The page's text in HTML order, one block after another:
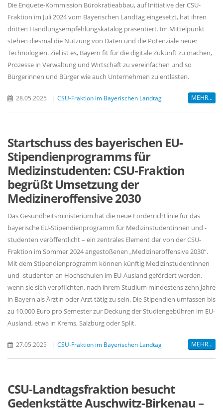
Die Enquete-Kommission Bürokratieabbau, auf Initiative der CSU-
Fraktion im Juli 2024 vom Bayerischen Landtag eingesetzt, hat ihren
dritten Handlungsempfehlungskatalog präsentiert. Im Mittelpunkt
stehen diesmal die Nutzung von Daten und die Potenziale neuer
Technologien. Ziel ist es, Bayern fit für die digitale Zukunft zu machen,
Prozesse in Verwaltung und Wirtschaft zu vereinfachen und so
Bürgerinnen und Bürger wie auch Unternehmen zu entlasten.
28.05.2025 | CSU-Fraktion im Bayerischen Landtag MEHR...
Startschuss des bayerischen EU-
Stipendienprogramms für
Medizinstudenten: CSU-Fraktion
begrüßt Umsetzung der
Medizineroffensive 2030
Das Gesundheitsministerium hat die neue Förderrichtlinie für das
bayerische EU-Stipendienprogramm für Medizinstudentinnen und -
studenten veröffentlicht – ein zentrales Element der von der CSU-
Fraktion im Sommer 2024 angestoßenen „Medizineroffensive 2030“.
Mit dem Stipendienprogramm können künftig Medizinstudentinnen
und -studenten an Hochschulen im EU-Ausland gefördert werden,
wenn sie sich verpflichten, nach ihrem Studium mindestens zehn Jahre
in Bayern als Ärztin oder Arzt tätig zu sein. Die Stipendien umfassen bis
zu 10.000 Euro pro Semester zur Deckung der Studiengebühren im EU-
Ausland, etwa in Krems, Salzburg oder Split.
27.05.2025 | CSU-Fraktion im Bayerischen Landtag MEHR...
CSU-Landtagsfraktion besucht
Gedenkstätte Auschwitz-Birkenau –